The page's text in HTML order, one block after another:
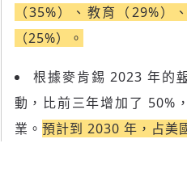
（35%）、教育（29%
（25%）。
根據麥肯錫 2023 年的
動，比前三年增加了 50%
業。 預計到 2030 年，占美
參與深
運用